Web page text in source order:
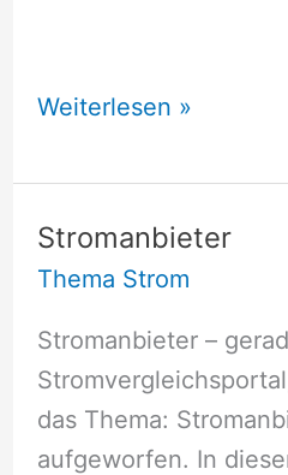
Suchergebnisse
Weiterlesen »
Stromanbieter
Thema Strom
Stromanbieter –
das Thema:
aufgeworfen. In